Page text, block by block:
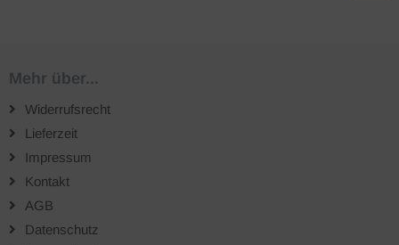
Mehr über...
Widerrufsrecht
Lieferzeit
Impressum
Kontakt
AGB
Datenschutz